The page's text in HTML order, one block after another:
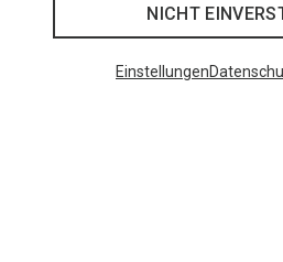
NICHT
Einstellungen